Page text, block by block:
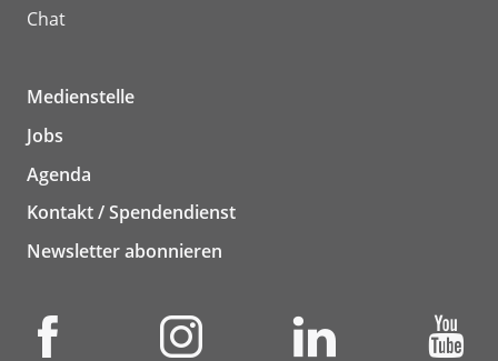
Chat
Medienstelle
Jobs
Agenda
Kontakt / Spendendienst
Newsletter abonnieren